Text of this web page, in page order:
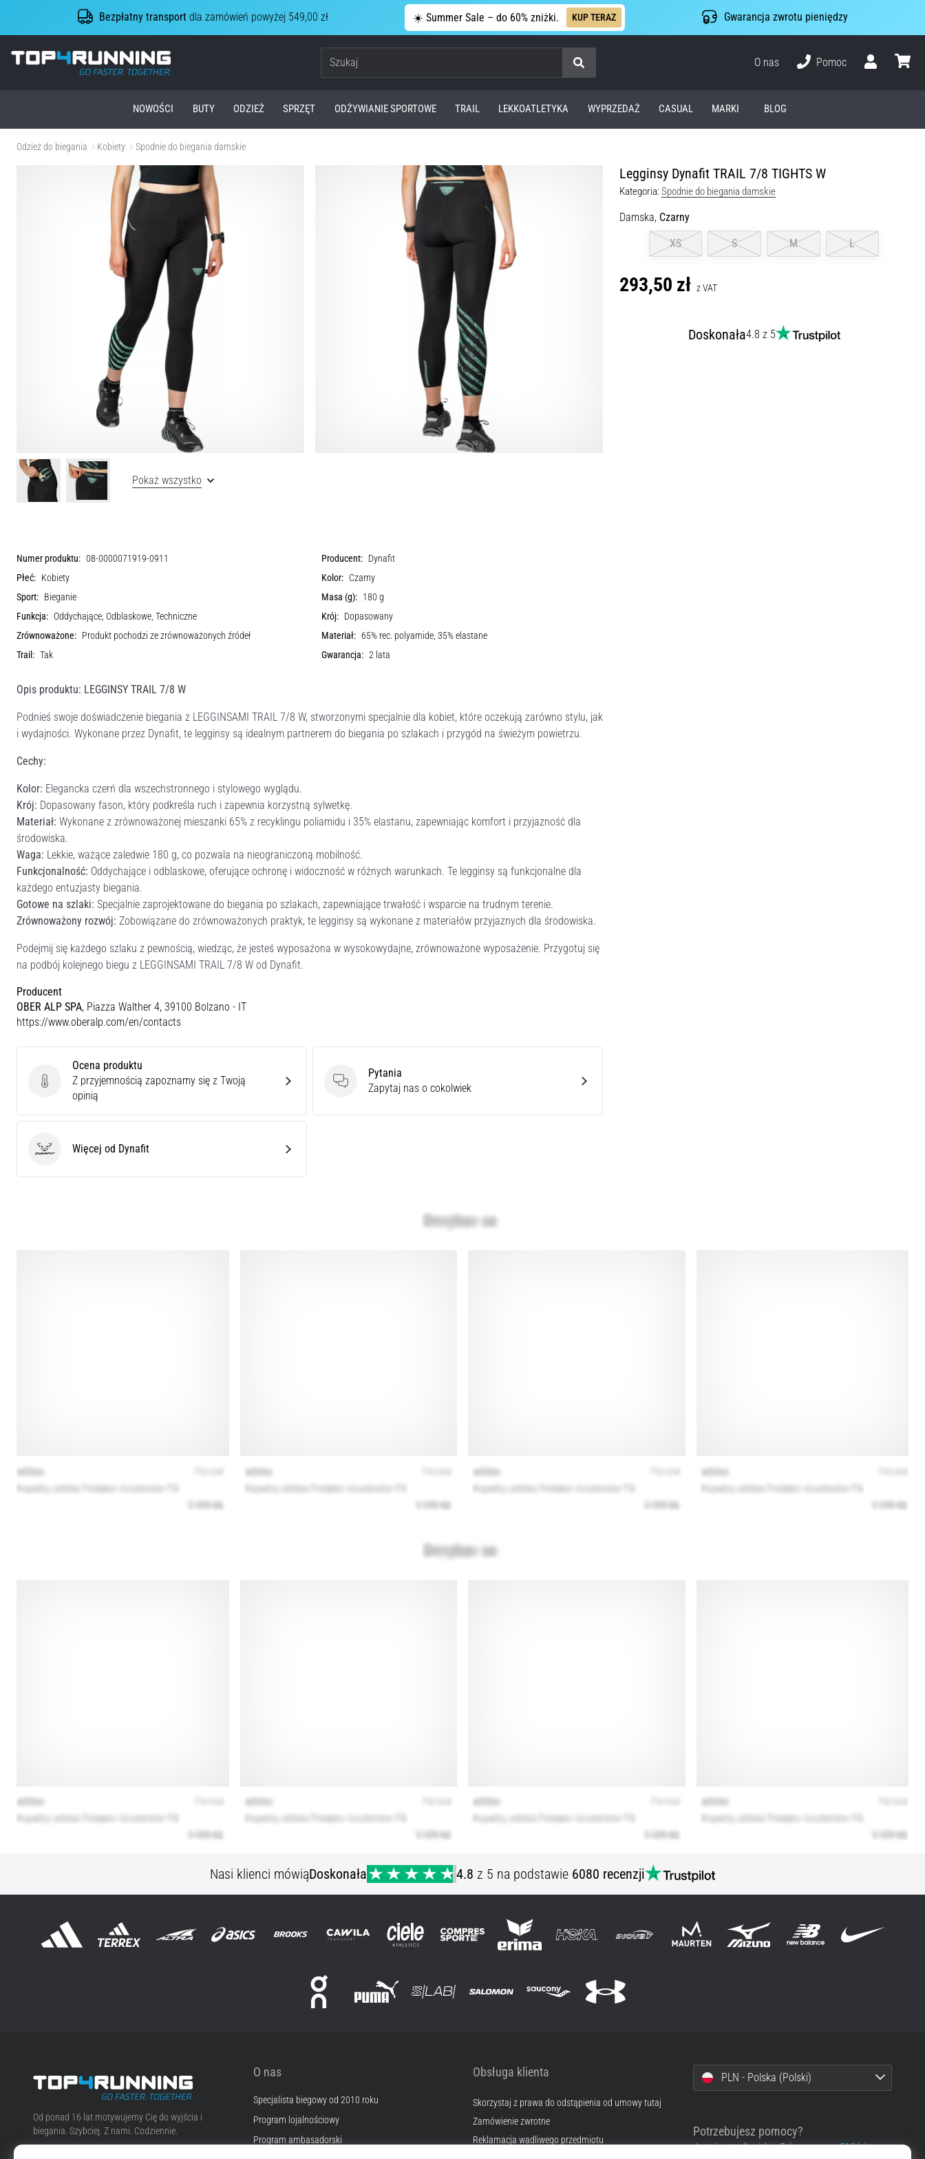
Bezpłatny transportdla zamówień powyżej 549,00 zł ☀️ Summer Sale – do 60% zniżki. KUP TERAZ Gwarancja zwrotu pieniędzy
Top4Running.pl
Szukaj
O nas
Pomoc
NOWOŚCI BUTY ODZIEŻ SPRZĘT ODŻYWIANIE SPORTOWE TRAIL LEKKOATLETYKA WYPRZEDAŻ CASUAL MARKI BLOG
Odzież do biegania Kobiety Spodnie do biegania damskie
Legginsy Dynafit TRAIL 7/8 TIGHTS W
Kategoria:Spodnie do biegania damskie
Damska, Czarny
XS
S M L
293,50 zł z VAT
Doskonała4.8 z 5
Pokaż wszystko
Numer produktu: 08-0000071919-0911 Producent: Dynafit
Płeć: Kobiety Kolor: Czarny
Sport: Bieganie Masa (g): 180 g
Funkcja: Oddychające, Odblaskowe, Techniczne Krój: Dopasowany
Zrównoważone: Produkt pochodzi ze zrównoważonych źródeł Materiał: 65% rec. polyamide, 35% elastane
Trail: Tak Gwarancja: 2 lata
Opis produktu: LEGGINSY TRAIL 7/8 W
Podnieś swoje doświadczenie biegania z LEGGINSAMI TRAIL 7/8 W, stworzonymi specjalnie dla kobiet, które oczekują zarówno stylu, jak
i wydajności. Wykonane przez Dynafit, te legginsy są idealnym partnerem do biegania po szlakach i przygód na świeżym powietrzu.
Cechy:
Kolor: Elegancka czerń dla wszechstronnego i stylowego wyglądu.
Krój: Dopasowany fason, który podkreśla ruch i zapewnia korzystną sylwetkę.
Materiał: Wykonane z zrównoważonej mieszanki 65% z recyklingu poliamidu i 35% elastanu, zapewniając komfort i przyjazność dla
środowiska.
Waga: Lekkie, ważące zaledwie 180 g, co pozwala na nieograniczoną mobilność.
Funkcjonalność: Oddychające i odblaskowe, oferujące ochronę i widoczność w różnych warunkach. Te legginsy są funkcjonalne dla
każdego entuzjasty biegania.
Gotowe na szlaki: Specjalnie zaprojektowane do biegania po szlakach, zapewniające trwałość i wsparcie na trudnym terenie.
Zrównoważony rozwój: Zobowiązane do zrównoważonych praktyk, te legginsy są wykonane z materiałów przyjaznych dla środowiska.
Podejmij się każdego szlaku z pewnością, wiedząc, że jesteś wyposażona w wysokowydajne, zrównoważone wyposażenie. Przygotuj się
na podbój kolejnego biegu z LEGGINSAMI TRAIL 7/8 W od Dynafit.
Producent
OBER ALP SPA, Piazza Walther 4, 39100 Bolzano - IT
https://www.oberalp.com/en/contacts
Ocena produktu
Ocena produktu
Z przyjemnością zapoznamy się z Twoją
opinią
Pytania
Pytania
Zapytaj nas o cokolwiek
DynafitWięcej od Dynafit
Nasi klienci mówiąDoskonała 4.8 z 5 na podstawie 6080 recenzji
Top4Running.pl
Od ponad 16 lat motywujemy Cię do wyjścia i
biegania. Szybciej. Z nami. Codziennie.
O nas
Specjalista biegowy od 2010 roku
Program lojalnościowy
Program ambasadorski
Obsługa klienta
Skorzystaj z prawa do odstąpienia od umowy tutaj
Zamówienie zwrotne
Reklamacja wadliwego przedmiotu
PLN - Polska (Polski)
Potrzebujesz pomocy?
Jesteśmy tu dla ciebie. Zobacz, proszę,FAQlub